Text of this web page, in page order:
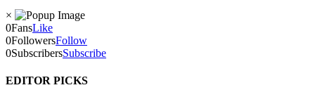
×
0FansLike
0FollowersFollow
0SubscribersSubscribe
EDITOR PICKS